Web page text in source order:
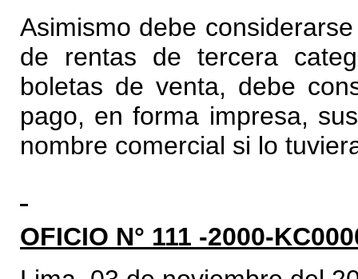
Asimismo debe
de rentas de tercera
boletas de venta, debe
pago, en forma impresa,
nombre comercial si lo
OFICIO N° 111 -2000-